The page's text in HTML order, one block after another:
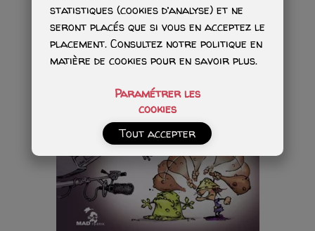
statistiques (cookies d’analyse) et ne
seront placés que si vous en acceptez le
placement. Consultez notre politique en
matière de cookies pour en savoir plus.
Paramétrer les
cookies
Tout accepter